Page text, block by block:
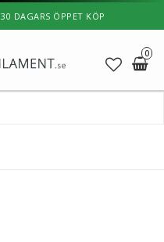
30 DAGARS ÖPPET KÖP
0